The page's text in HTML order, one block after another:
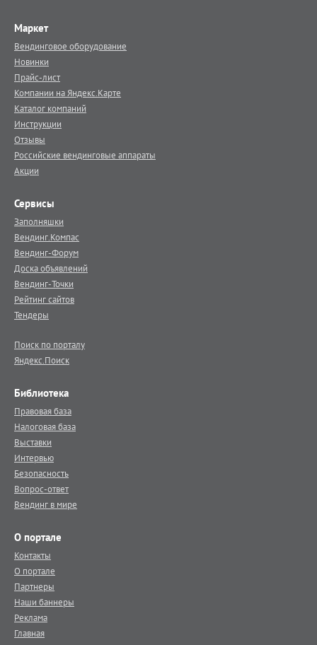
Маркет
Вендинговое оборудование
Новинки
Прайс-лист
Компании на Яндекс.Карте
Каталог компаний
Инструкции
Отзывы
Российские вендинговые аппараты
Акции
Сервисы
Заполняшки
Вендинг.Компас
Вендинг-Форум
Доска объявлений
Вендинг-Точки
Рейтинг сайтов
Тендеры
Поиск по порталу
Яндекс.Поиск
Библиотека
Правовая база
Налоговая база
Выставки
Интервью
Безопасность
Вопрос-ответ
Вендинг в мире
О портале
Контакты
О портале
Партнеры
Наши баннеры
Реклама
Главная